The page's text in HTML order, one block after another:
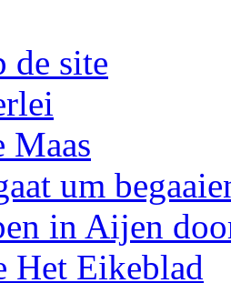
de site
Maas
um
in Aijen
Het Eikeblad